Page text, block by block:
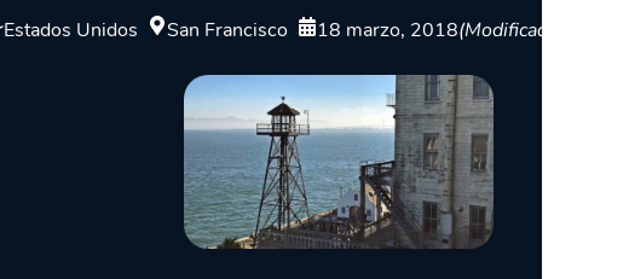
Estados Unidos San Francisco 18 marzo, 2018(Modificado: 16